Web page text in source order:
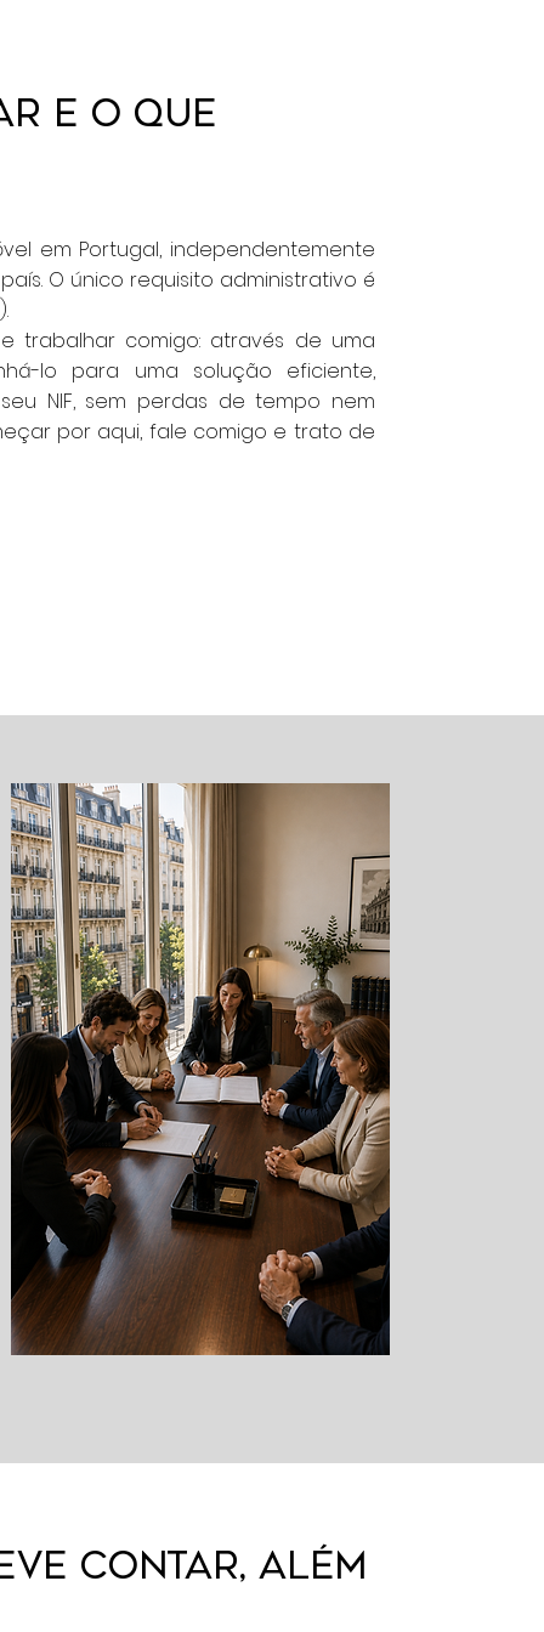
e o que
em Portugal, independentemente
O único requisito administrativo é
trabalhar comigo: através de uma
lo para uma solução eficiente,
NIF, sem perdas de tempo nem
por aqui, fale comigo e trato de
contar, além